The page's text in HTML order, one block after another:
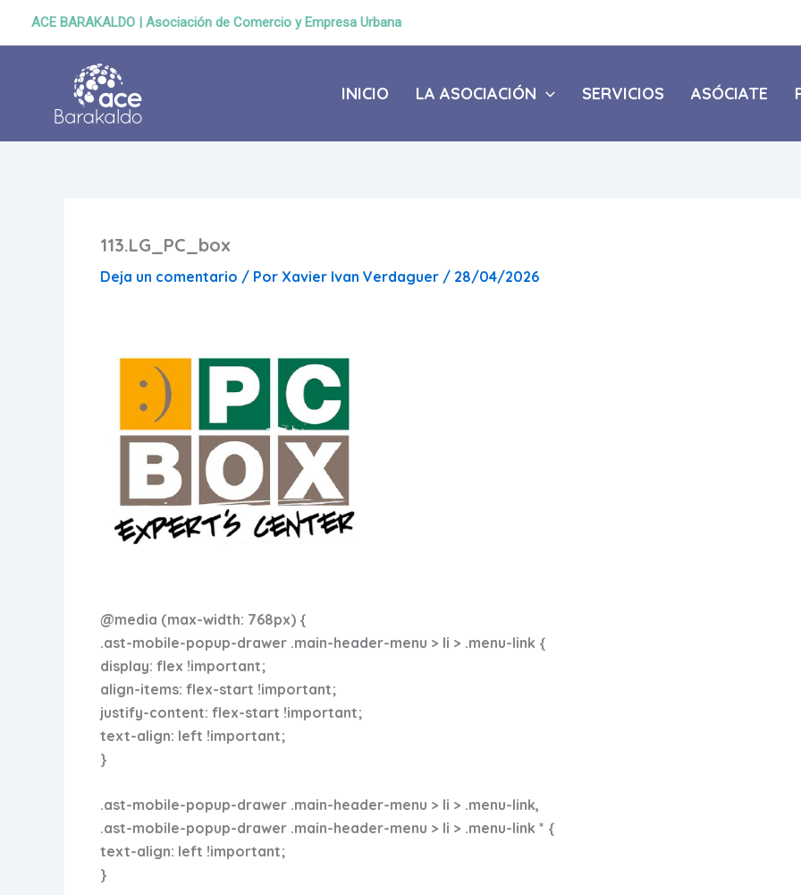
ACE BARAKALDO | Asociación de Comercio y Empresa Urbana
INICIO LA ASOCIACIÓN SERVICIOS ASÓCIATE
113.LG_PC_box
Deja un comentario / Por Xavier Ivan Verdaguer / 28/04/2026
@media (max-width: 768px) {
.ast-mobile-popup-drawer .main-header-menu > li > .menu-link {
display: flex !important;
align-items: flex-start !important;
justify-content: flex-start !important;
text-align: left !important;
}
.ast-mobile-popup-drawer .main-header-menu > li > .menu-link,
.ast-mobile-popup-drawer .main-header-menu > li > .menu-link * {
text-align: left !important;
}